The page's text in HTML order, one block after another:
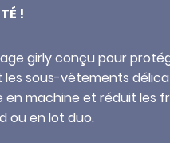
!
girly conçu pour
sous-vêtements
en machine et réduit les
ou en lot duo.